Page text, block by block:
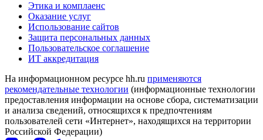
Этика и комплаенс
Оказание услуг
Использование сайтов
Защита персональных данных
Пользовательское соглашение
ИТ аккредитация
На информационном ресурсе hh.ru применяются
рекомендательные технологии (информационные технологии
предоставления информации на основе сбора, систематизации
и анализа сведений, относящихся к предпочтениям
пользователей сети «Интернет», находящихся на территории
Российской Федерации)